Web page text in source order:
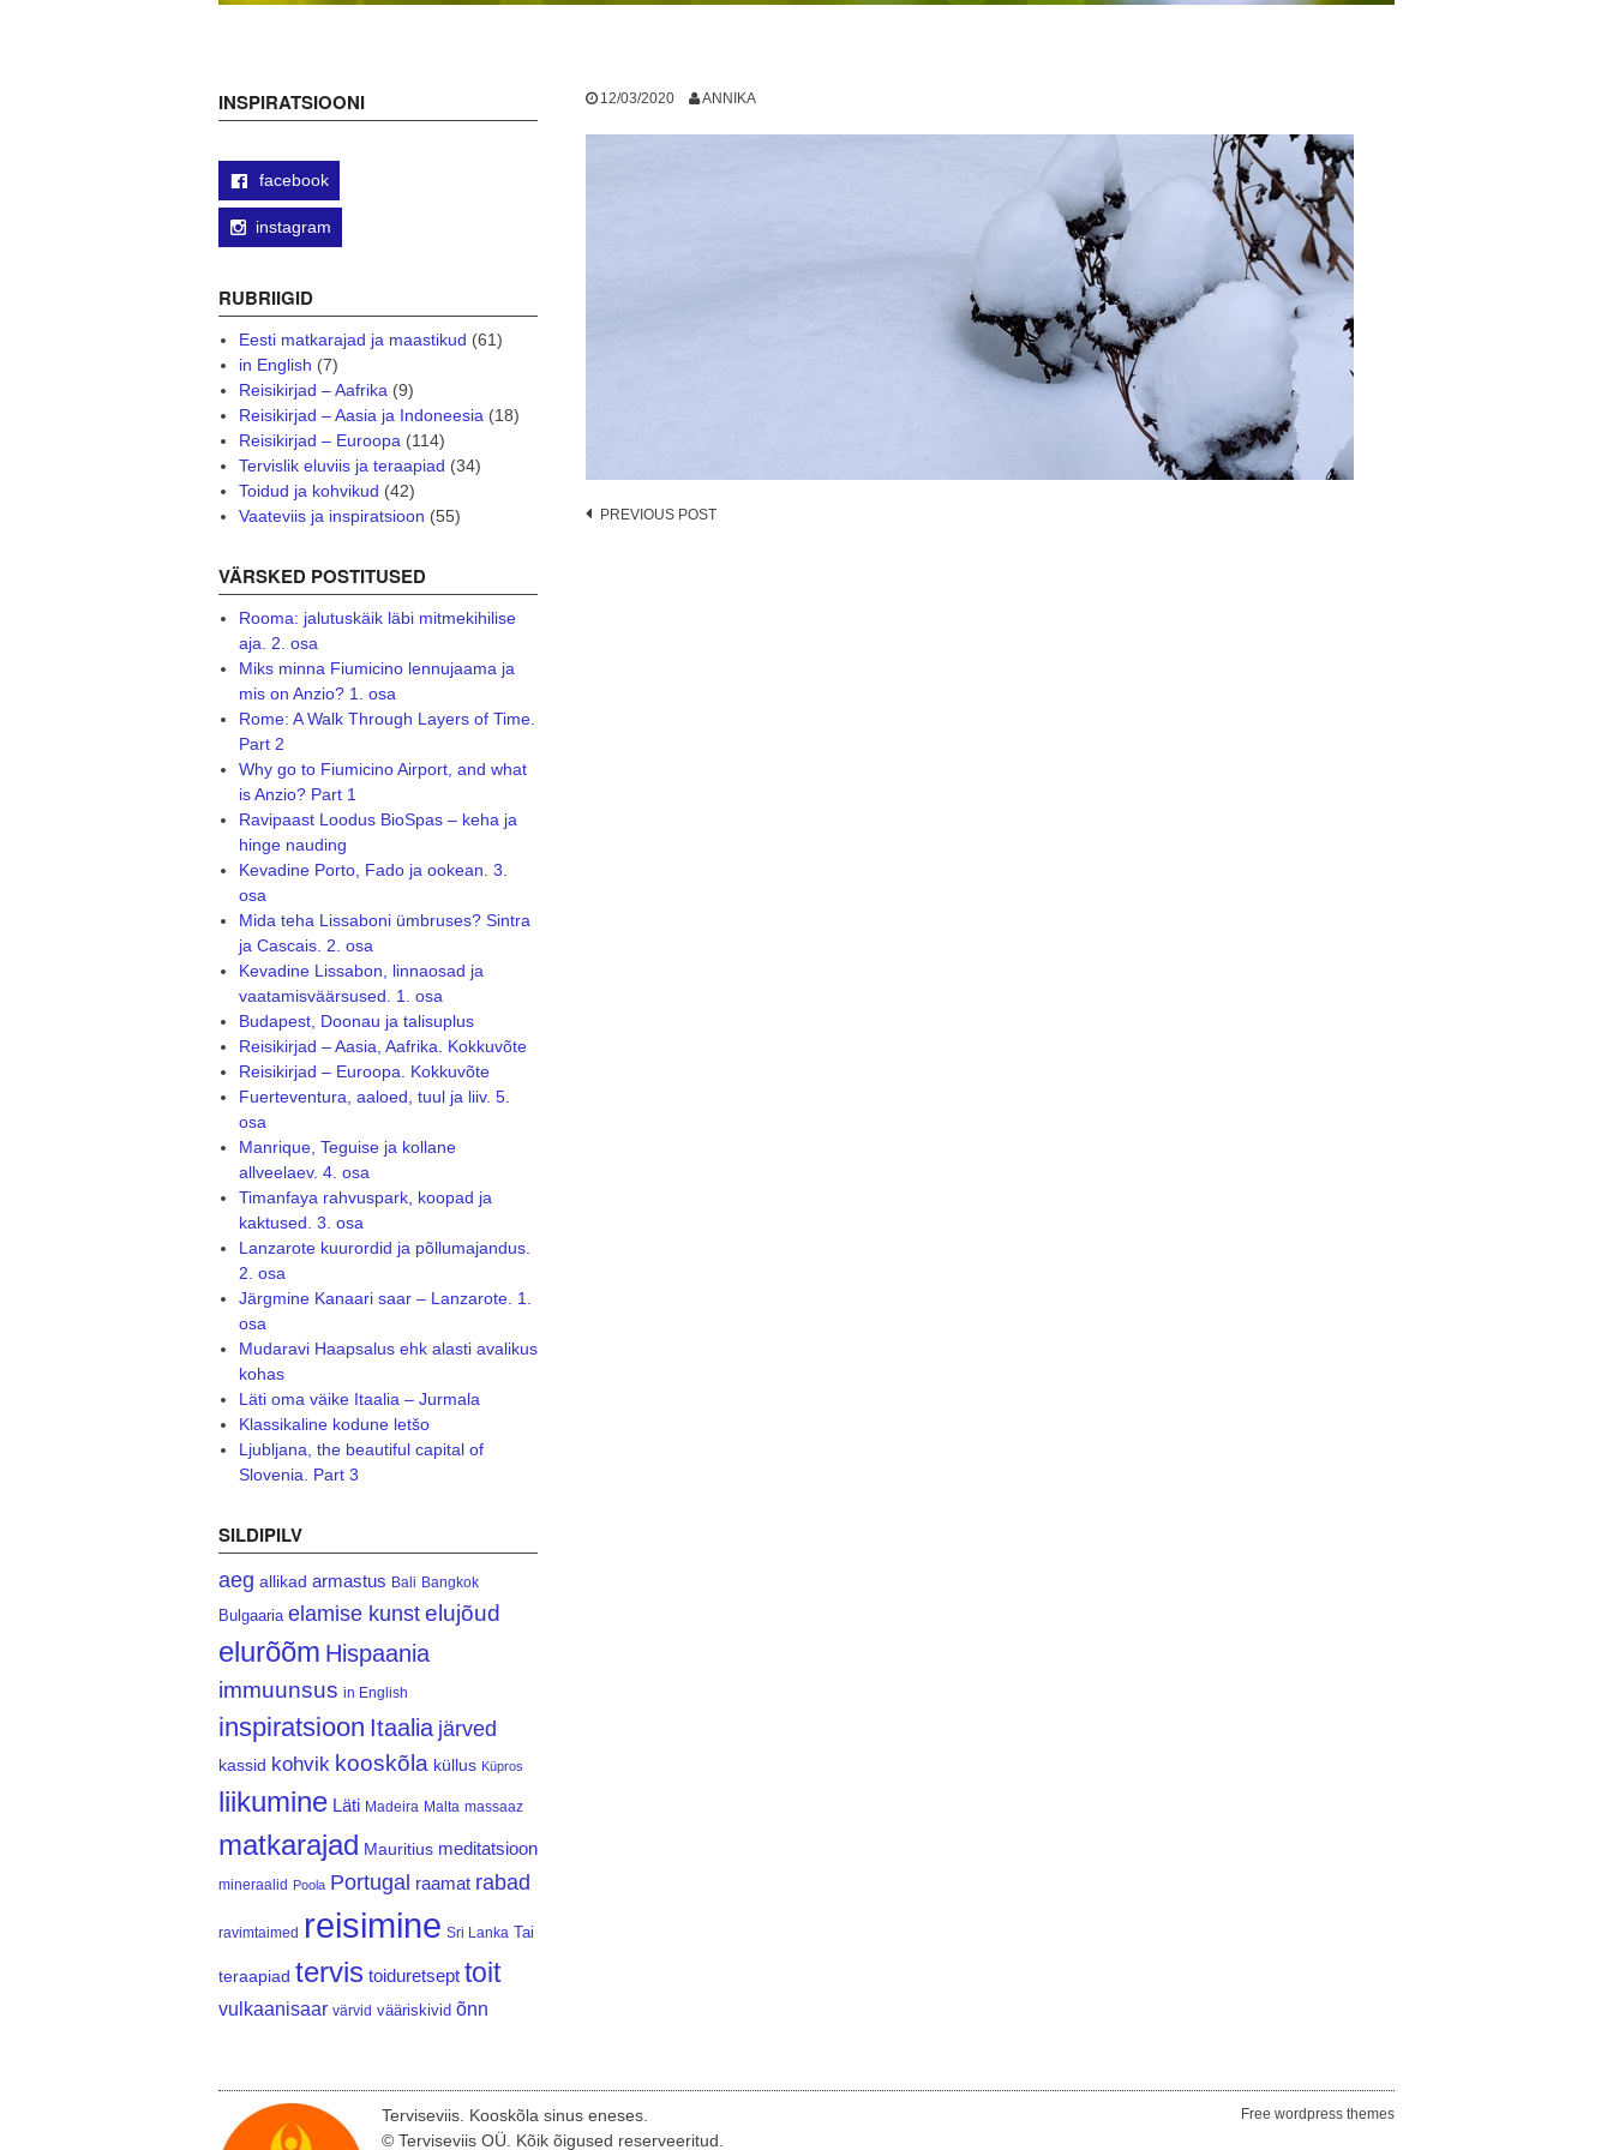
12/03/2020 ANNIKA
Post
PREVIOUS POST
INSPIRATSIOONI
facebook
instagram
RUBRIIGID
Eesti matkarajad ja maastikud (61)
in English (7)
Reisikirjad – Aafrika(9)
Reisikirjad – Aasia ja Indoneesia(18)
Reisikirjad – Euroopa(114)
Tervislik eluviis ja teraapiad (34)
Toidud ja kohvikud (42)
Vaateviis ja inspiratsioon (55)
VÄRSKED POSTITUSED
Rooma: jalutuskäik läbi mitmekihilise
aja. 2. osa
Miks minna Fiumicino lennujaama ja
mis on Anzio? 1. osa
Rome: A Walk Through Layers of Time.
Part 2
Why go to Fiumicino Airport, and what
is Anzio? Part 1
Ravipaast Loodus BioSpas – keha ja
hinge nauding
Kevadine Porto, Fado ja ookean. 3.
osa
Mida teha Lissaboni ümbruses? Sintra
ja Cascais. 2. osa
Kevadine Lissabon, linnaosad ja
vaatamisväärsused. 1. osa
Budapest, Doonau ja talisuplus
Reisikirjad – Aasia, Aafrika. Kokkuvõte
Reisikirjad – Euroopa. Kokkuvõte
Fuerteventura, aaloed, tuul ja liiv. 5.
osa
Manrique, Teguise ja kollane
allveelaev. 4. osa
Timanfaya rahvuspark, koopad ja
kaktused. 3. osa
Lanzarote kuurordid ja põllumajandus.
2. osa
Järgmine Kanaari saar – Lanzarote. 1.
osa
Mudaravi Haapsalus ehk alasti avalikus
kohas
Läti oma väike Itaalia – Jurmala
Klassikaline kodune letšo
Ljubljana, the beautiful capital of
Slovenia. Part 3
SILDIPILV
aeg allikad armastus Bali Bangkok
Bulgaaria elamise kunst elujõud
elurõõm Hispaania
immuunsus in English
inspiratsioon Itaalia järved
kassid kohvik kooskõla küllus Küpros
liikumine Läti Madeira Malta massaaz
matkarajad Mauritius meditatsioon
mineraalid Poola Portugal raamat rabad
ravimtaimed reisimine Sri Lanka Tai
teraapiad tervis toiduretsept toit
vulkaanisaar värvid vääriskivid õnn
Terviseviis. Kooskõla sinus eneses.
© Terviseviis OÜ. Kõik õigused reserveeritud.
Free wordpress themes